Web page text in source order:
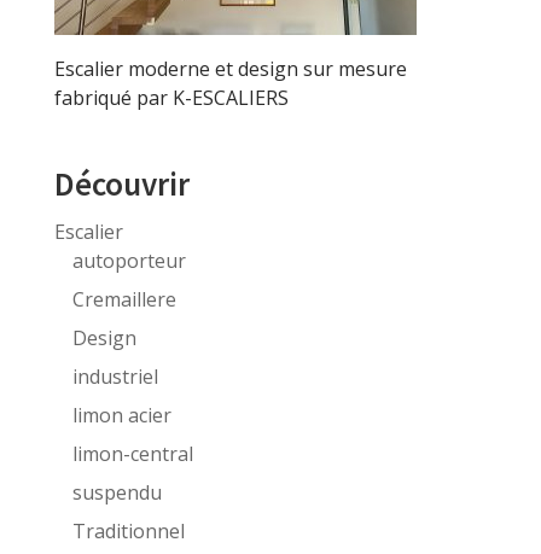
Escalier moderne et design sur mesure
fabriqué par K-ESCALIERS
Découvrir
Escalier
autoporteur
Cremaillere
Design
industriel
limon acier
limon-central
suspendu
Traditionnel